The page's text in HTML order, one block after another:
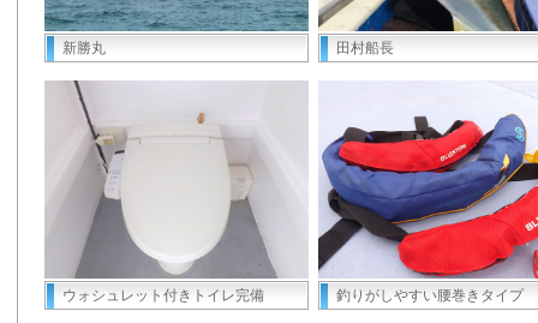
新勝丸 田村船長
ウォシュレット付きトイレ完備 釣りがしやすい腰巻きタイプ